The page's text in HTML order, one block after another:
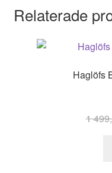
Relaterade
Haglöfs
1